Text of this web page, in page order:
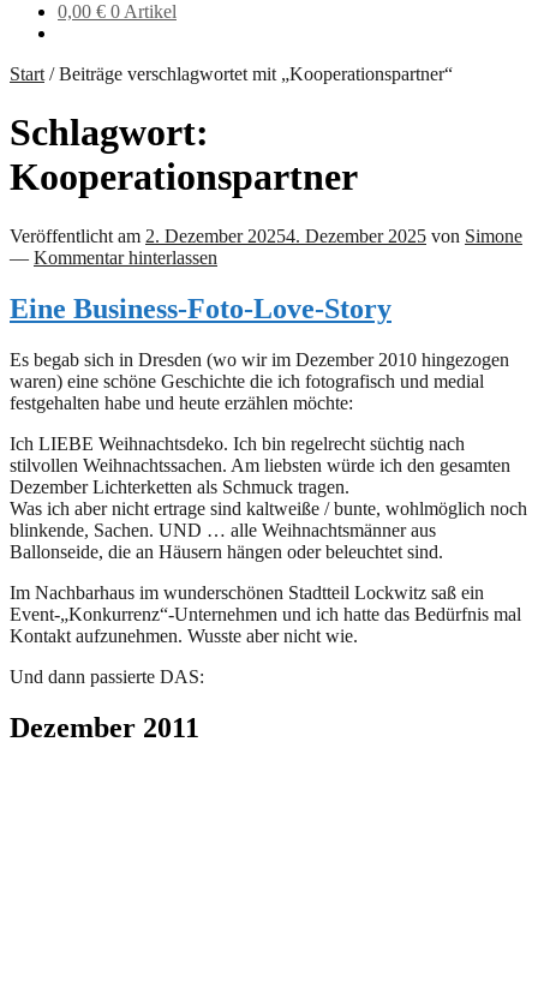
0,00 € 0 Artikel
Start /Beiträge verschlagwortet mit „Kooperationspartner“
Schlagwort:
Kooperationspartner
Veröffentlicht am 2. Dezember 20254. Dezember 2025 von Simone
— Kommentar hinterlassen
Eine Business-Foto-Love-Story
Es begab sich in Dresden (wo wir im Dezember 2010 hingezogen
waren) eine schöne Geschichte die ich fotografisch und medial
festgehalten habe und heute erzählen möchte:
Ich LIEBE Weihnachtsdeko. Ich bin regelrecht süchtig nach
stilvollen Weihnachtssachen. Am liebsten würde ich den gesamten
Dezember Lichterketten als Schmuck tragen.
Was ich aber nicht ertrage sind kaltweiße / bunte, wohlmöglich noch
blinkende, Sachen. UND … alle Weihnachtsmänner aus
Ballonseide, die an Häusern hängen oder beleuchtet sind.
Im Nachbarhaus im wunderschönen Stadtteil Lockwitz saß ein
Event-„Konkurrenz“-Unternehmen und ich hatte das Bedürfnis mal
Kontakt aufzunehmen. Wusste aber nicht wie.
Und dann passierte DAS:
Dezember 2011